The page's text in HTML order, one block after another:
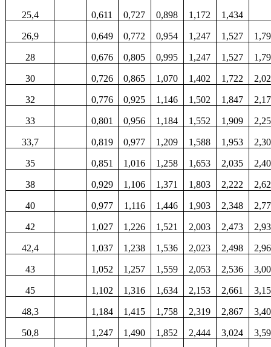
25,4 0,611 0,727 0,898 1,172 1,434
26,9 0,649 0,772 0,954 1,247 1,527
28 0,676 0,805 0,995 1,247 1,527
30 0,726 0,865 1,070 1,402 1,722
32 0,776 0,925 1,146 1,502 1,847
33 0,801 0,956 1,184 1,552 1,909
33,7 0,819 0,977 1,209 1,588 1,953
35 0,851 1,016 1,258 1,653 2,035
38 0,929 1,106 1,371 1,803 2,222
40 0,977 1,116 1,446 1,903 2,348
42 1,027 1,226 1,521 2,003 2,473
42,4 1,037 1,238 1,536 2,023 2,498
43 1,052 1,257 1,559 2,053 2,536
45 1,102 1,316 1,634 2,153 2,661
48,3 1,184 1,415 1,758 2,319 2,867
50,8 1,247 1,490 1,852 2,444 3,024